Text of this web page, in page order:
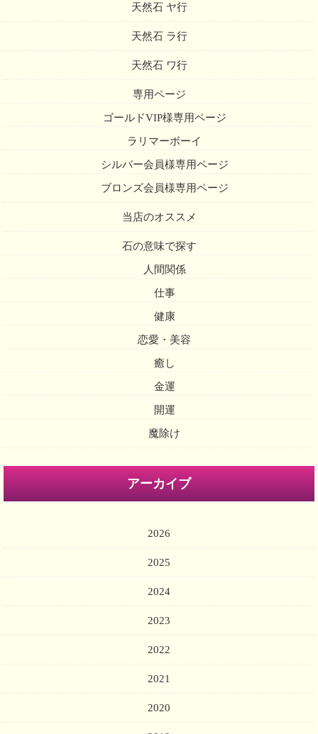
天然石 ヤ行
天然石 ラ行
天然石 ワ行
専用ページ
ゴールドVIP様専用ページ
ラリマーボーイ
シルバー会員様専用ページ
ブロンズ会員様専用ページ
当店のオススメ
石の意味で探す
人間関係
仕事
健康
恋愛・美容
癒し
金運
開運
魔除け
アーカイブ
2026
2025
2024
2023
2022
2021
2020